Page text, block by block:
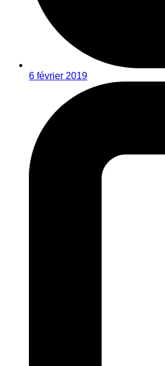
6 février 2019